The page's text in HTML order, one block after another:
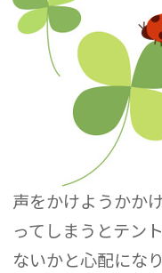
声をかけようかか
ってしまうとテン
ないかと心配にな